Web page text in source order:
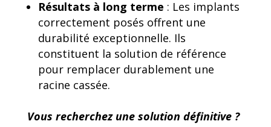
Résultats à long terme : Les implants
correctement posés offrent une
durabilité exceptionnelle. Ils
constituent la solution de référence
pour remplacer durablement une
racine cassée.
Vous recherchez une solution définitive ?